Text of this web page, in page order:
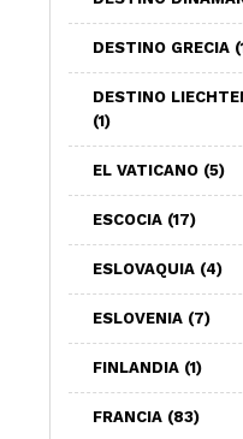
DESTINO GRECIA
DESTINO
(1)
EL VATICANO (5)
ESCOCIA (17)
ESLOVAQUIA (4)
ESLOVENIA (7)
FINLANDIA (1)
FRANCIA (83)